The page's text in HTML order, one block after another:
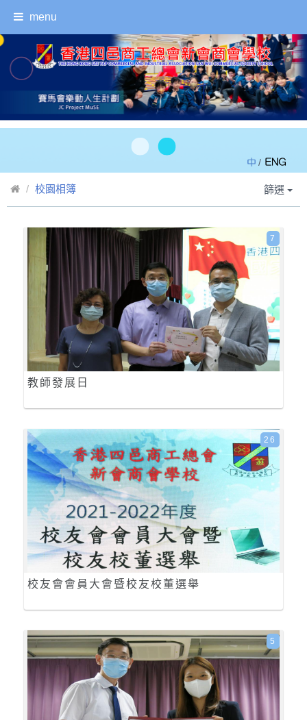
menu
/
校園相簿 篩選
教師發展日
7
校友會會員大會暨校友校董選舉
26
5